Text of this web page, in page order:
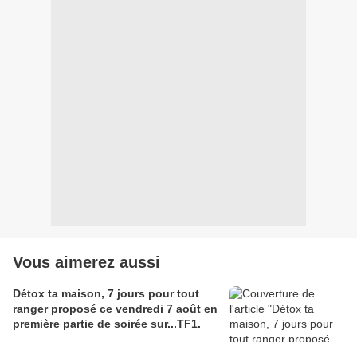
Vous aimerez aussi
Détox ta maison, 7 jours pour tout
ranger proposé ce vendredi 7 août en
première partie de soirée sur...TF1.